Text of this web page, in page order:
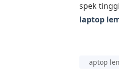
spek
laptop
aptop